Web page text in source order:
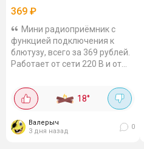
369 ₽
Мини радиоприёмник с
функцией подключения к
блютузу, всего за 369 рублей.
Работает от сети 220 В и от
Поддерживает Bluetooth 5.1,
карты TF,...
18°
Валерыч
3 дня назад
0